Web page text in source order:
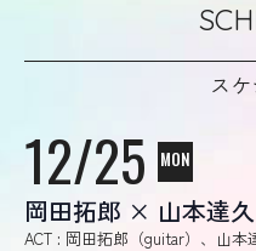
ス
12/25 MON
岡田拓郎 × 山本達久
ACT : 岡田拓郎（guitar）、山本